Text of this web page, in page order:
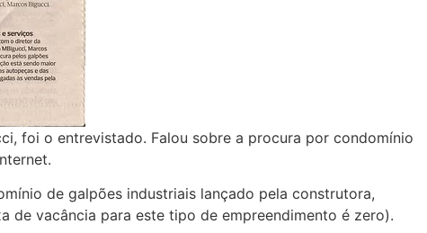
foi o entrevistado. Falou sobre a procura por condomínio
de galpões industriais lançado pela construtora,
de vacância para este tipo de empreendimento é zero).